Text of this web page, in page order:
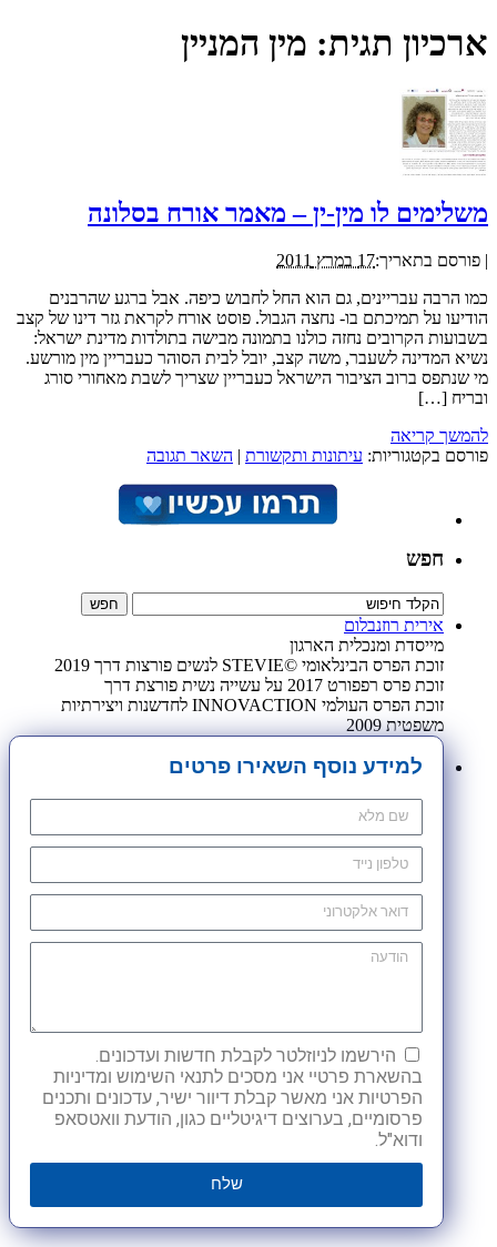
ארכיון תגית: מין המניין
משלימים לו מין-ין – מאמר אורח בסלונה
| פורסם בתאריך:17 במרץ 2011
כמו הרבה עבריינים, גם הוא החל לחבוש כיפה. אבל ברגע שהרבנים
הודיעו על תמיכתם בו- נחצה הגבול. פוסט אורח לקראת גזר דינו של קצב
בשבועות הקרובים נחזה כולנו בתמונה מבישה בתולדות מדינת ישראל:
נשיא המדינה לשעבר, משה קצב, יובל לבית הסוהר כעבריין מין מורשע.
מי שנתפס ברוב הציבור הישראל כעבריין שצריך לשבת מאחורי סורג
ובריח […]
להמשך קריאה
פורסם בקטגוריות: עיתונות ותקשורת | השאר תגובה
חפש
אירית רוזנבלום
מייסדת ומנכלית הארגון
זוכת הפרס הבינלאומי ©STEVIE לנשים פורצות דרך 2019
זוכת פרס רפפורט 2017 על עשייה נשית פורצת דרך
זוכת הפרס העולמי INNOVACTION לחדשנות ויצירתיות
משפטית 2009
למידע נוסף השאירו פרטים
הירשמו לניוזלטר לקבלת חדשות ועדכונים.
בהשארת פרטיי אני מסכים לתנאי השימוש ומדיניות
הפרטיות אני מאשר קבלת דיוור ישיר, עדכונים ותכנים
פרסומיים, בערוצים דיגיטליים כגון, הודעת וואטסאפ
ודוא"ל.
שלח